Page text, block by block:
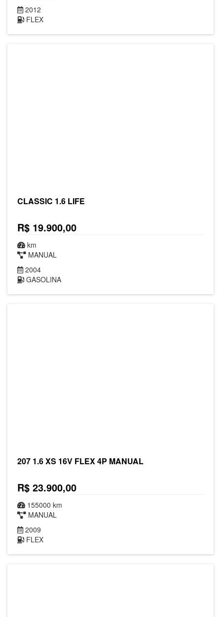
2012
FLEX
CLASSIC 1.6 LIFE
R$ 19.900,00
km
MANUAL
2004
GASOLINA
207 1.6 XS 16V FLEX 4P MANUAL
R$ 23.900,00
155000 km
MANUAL
2009
FLEX